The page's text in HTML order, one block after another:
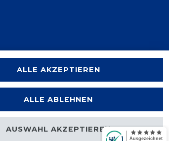
ALLE AKZEPTIEREN
ALLE ABLEHNEN
AUSWAHL AKZEPTIEREN